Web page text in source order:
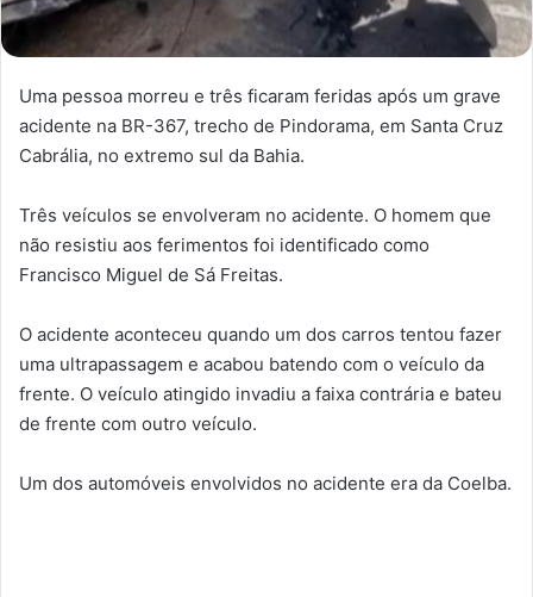
Uma pessoa morreu e três ficaram feridas após um grave
acidente na BR-367, trecho de Pindorama, em Santa Cruz
Cabrália, no extremo sul da Bahia.
Três veículos se envolveram no acidente. O homem que
não resistiu aos ferimentos foi identificado como
Francisco Miguel de Sá Freitas.
O acidente aconteceu quando um dos carros tentou fazer
uma ultrapassagem e acabou batendo com o veículo da
frente. O veículo atingido invadiu a faixa contrária e bateu
de frente com outro veículo.
Um dos automóveis envolvidos no acidente era da Coelba.